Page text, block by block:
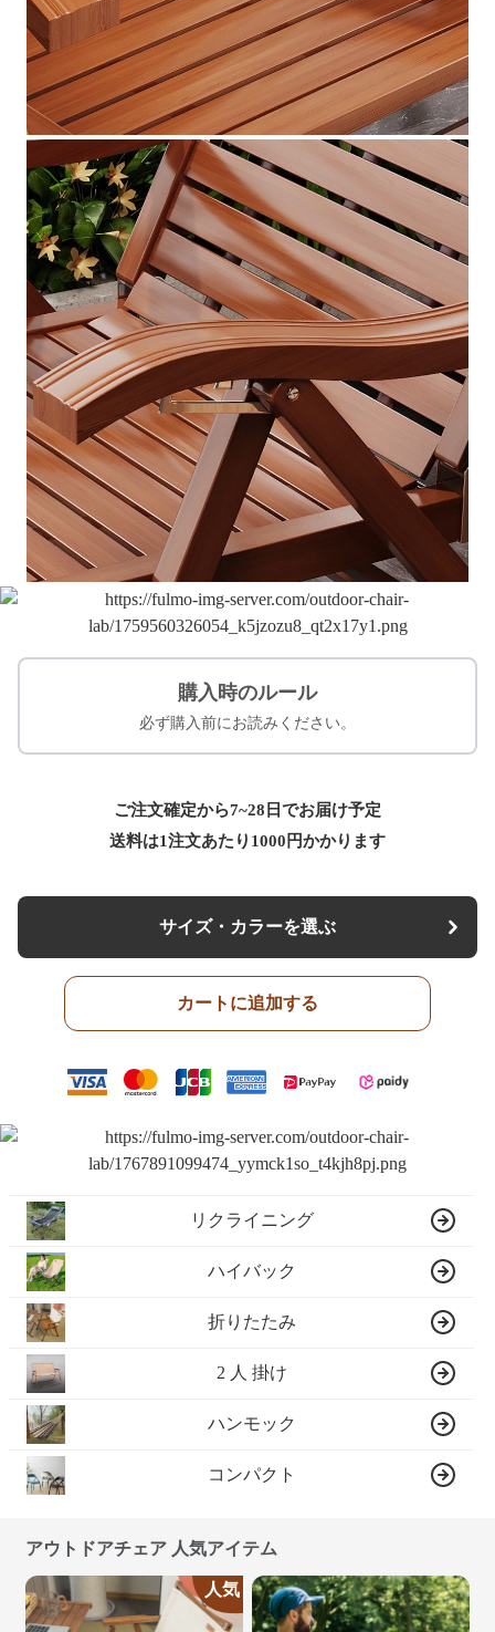
購入時のルール
必ず購入前にお読みください。
ご注文確定から7~28日でお届け予定
送料は1注文あたり 1000 円かかります
サイズ・カラーを選ぶ
カートに追加する
リクライニング
ハイバック
折りたたみ
2 人 掛け
ハンモック
コンパクト
アウトドアチェア 人気アイテム
人気